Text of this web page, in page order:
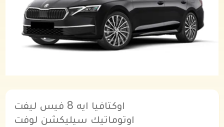
اوكتافيا ايه 8 فيس ليفت
اوتوماتيك سيليكشن لوفت